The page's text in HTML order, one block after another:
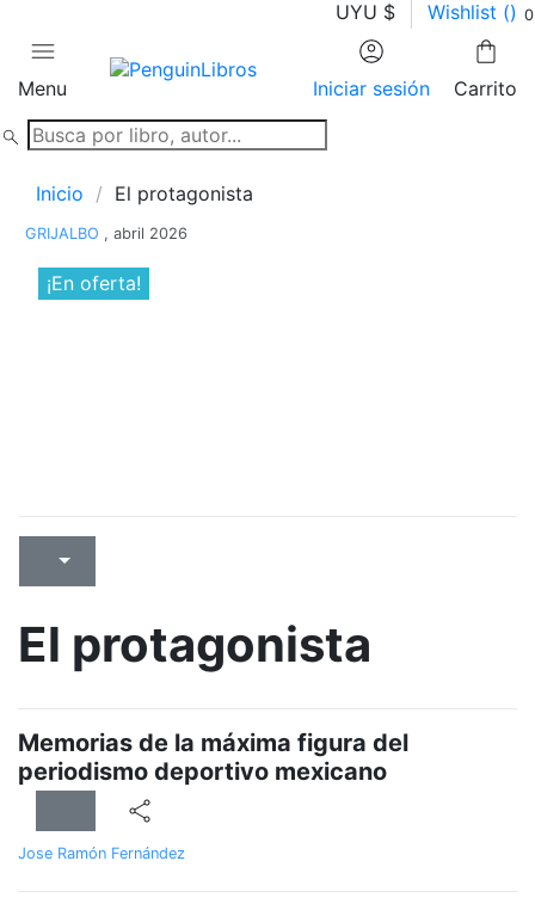
UYU $ Wishlist ()
Menu Iniciar sesión
0
Carrito
Inicio El protagonista
GRIJALBO , abril 2026
¡En oferta!
El protagonista
Memorias de la máxima figura del
periodismo deportivo mexicano
Jose Ramón Fernández